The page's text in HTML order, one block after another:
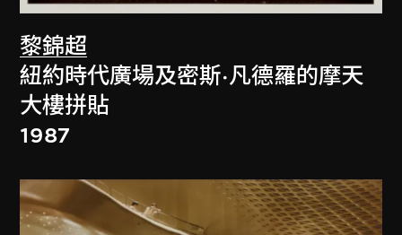
黎錦超
紐約時代廣場及密斯·凡德羅的摩天
大樓拼貼
1987